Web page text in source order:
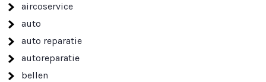
aircoservice
auto
auto reparatie
autoreparatie
bellen